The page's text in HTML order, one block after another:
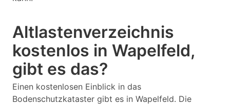
Altlastenverzeichnis
kostenlos in Wapelfeld,
gibt es das?
Einen kostenlosen Einblick in das
Bodenschutzkataster gibt es in Wapelfeld. Die